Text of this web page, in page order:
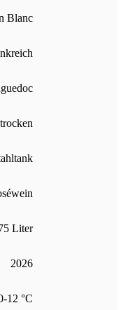
Blanc
trocken
Liter
2026
12 °C